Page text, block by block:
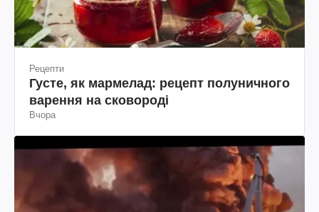
Рецепти
Густе, як мармелад: рецепт полуничного
варення на сковороді
Вчора